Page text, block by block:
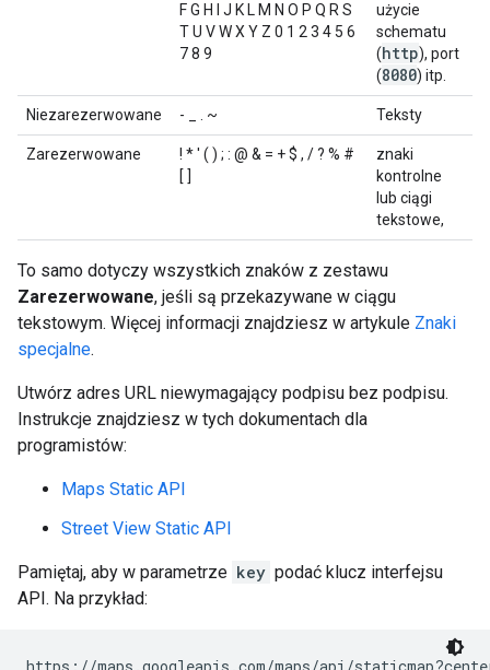
F G H I J K L M N O P Q R S
T U V W X Y Z 0 1 2 3 4 5 6
7 8 9
użycie
schematu
(http), port
(8080) itp.
Niezarezerwowane - _ . ~ Teksty
Zarezerwowane
! * ' ( ) ; : @ & = + $ , / ? % #
[ ]
znaki
kontrolne
lub ciągi
tekstowe,
To samo dotyczy wszystkich znaków z zestawu
Zarezerwowane, jeśli są przekazywane w ciągu
tekstowym. Więcej informacji znajdziesz w artykule Znaki
specjalne.
Utwórz adres URL niewymagający podpisu bez podpisu.
Instrukcje znajdziesz w tych dokumentach dla
programistów:
Maps Static API
Street View Static API
Pamiętaj, aby w parametrze key podać klucz interfejsu
API. Na przykład: